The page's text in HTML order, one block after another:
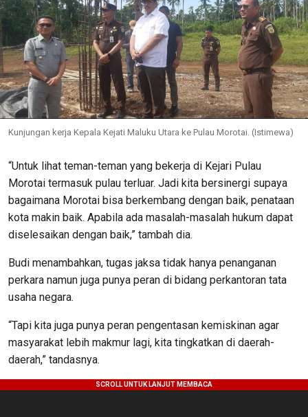
Kunjungan kerja Kepala Kejati Maluku Utara ke Pulau Morotai. (Istimewa)
“Untuk lihat teman-teman yang bekerja di Kejari Pulau
Morotai termasuk pulau terluar. Jadi kita bersinergi supaya
bagaimana Morotai bisa berkembang dengan baik, penataan
kota makin baik. Apabila ada masalah-masalah hukum dapat
diselesaikan dengan baik,” tambah dia.
Budi menambahkan, tugas jaksa tidak hanya penanganan
perkara namun juga punya peran di bidang perkantoran tata
usaha negara.
“Tapi kita juga punya peran pengentasan kemiskinan agar
masyarakat lebih makmur lagi, kita tingkatkan di daerah-
daerah,” tandasnya.